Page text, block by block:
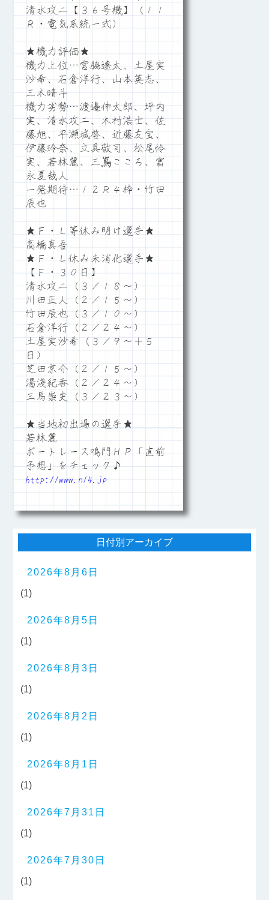
清水攻二【３６号機】（１１
Ｒ・電気系統一式）
★機力評価★
機力上位…宮脇遼太、土屋実
沙希、石倉洋行、山本英志、
三木晴斗
機力劣勢…渡邉伸太郎、坪内
実、清水攻二、木村浩士、佐
藤旭、平瀬城啓、近藤友宝、
伊藤玲奈、立具敬司、松尾怜
実、若林麗、三嶌こころ、富
永夏哉人
一発期待…１２Ｒ４枠・竹田
辰也
★Ｆ・Ｌ等休み明け選手★
高橋真吾
★Ｆ・Ｌ休み未消化選手★
【Ｆ・３０日】
清水攻二（３／１８～）
川田正人（２／１５～）
竹田辰也（３／１０～）
石倉洋行（２／２４～）
土屋実沙希（３／９～＋５
日）
芝田京介（２／１５～）
湯淺紀香（２／２４～）
三馬崇史（３／２３～）
★当地初出場の選手★
若林麗
ボートレース鳴門ＨＰ「直前
予想」をチェック♪
http://www.n14.jp
日付別アーカイブ
2026年8月6日
(1)
2026年8月5日
(1)
2026年8月3日
(1)
2026年8月2日
(1)
2026年8月1日
(1)
2026年7月31日
(1)
2026年7月30日
(1)